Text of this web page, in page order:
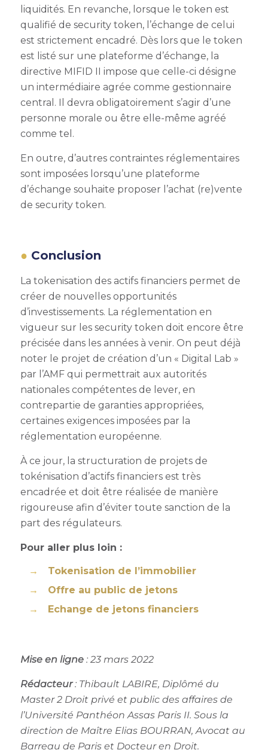
liquidités. En revanche, lorsque le token est
qualifié de security token, l’échange de celui
est strictement encadré. Dès lors que le token
est listé sur une plateforme d’échange, la
directive MIFID II impose que celle-ci désigne
un intermédiaire agrée comme gestionnaire
central. Il devra obligatoirement s’agir d’une
personne morale ou être elle-même agréé
comme tel.
En outre, d’autres contraintes réglementaires
sont imposées lorsqu’une plateforme
d’échange souhaite proposer l’achat (re)vente
de security token.
Conclusion
La tokenisation des actifs financiers permet de
créer de nouvelles opportunités
d’investissements. La réglementation en
vigueur sur les security token doit encore être
précisée dans les années à venir. On peut déjà
noter le projet de création d’un « Digital Lab »
par l’AMF qui permettrait aux autorités
nationales compétentes de lever, en
contrepartie de garanties appropriées,
certaines exigences imposées par la
réglementation européenne.
À ce jour, la structuration de projets de
tokénisation d’actifs financiers est très
encadrée et doit être réalisée de manière
rigoureuse afin d’éviter toute sanction de la
part des régulateurs.
Pour aller plus loin :
Tokenisation de l’immobilier
Offre au public de jetons
Echange de jetons financiers
Mise en ligne: 23 mars 2022
Rédacteur: Thibault LABIRE, Diplômé du
Master 2 Droit privé et public des affaires de
l’Université Panthéon Assas Paris II. Sous la
direction de Maître Elias BOURRAN, Avocat au
Barreau de Paris et Docteur en Droit.